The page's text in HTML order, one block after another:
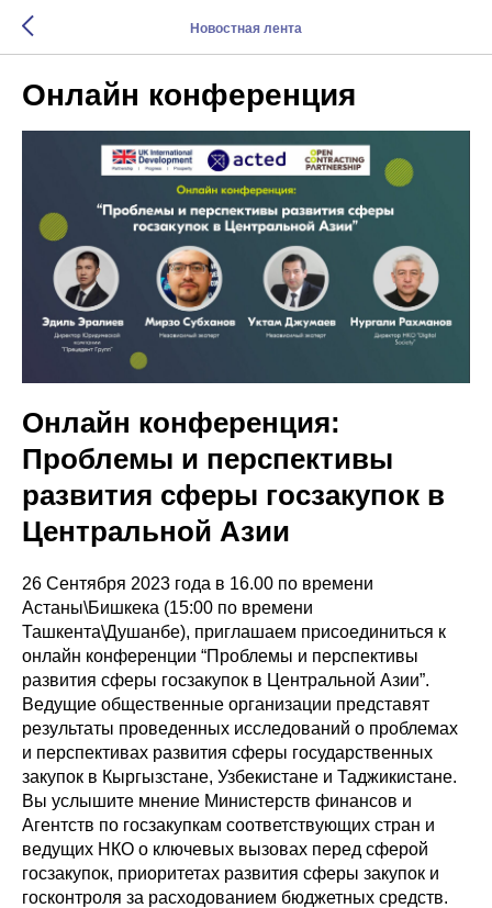
Новостная лента
Онлайн конференция
Онлайн конференция:
Проблемы и перспективы
развития сферы госзакупок в
Центральной Азии
26 Сентября 2023 года в 16.00 по времени
Астаны\Бишкека (15:00 по времени
Ташкента\Душанбе), приглашаем присоединиться к
онлайн конференции “Проблемы и перспективы
развития сферы госзакупок в Центральной Азии”.
Ведущие общественные организации представят
результаты проведенных исследований о проблемах
и перспективах развития сферы государственных
закупок в Кыргызстане, Узбекистане и Таджикистане.
Вы услышите мнение Министерств финансов и
Агентств по госзакупкам соответствующих стран и
ведущих НКО о ключевых вызовах перед сферой
госзакупок, приоритетах развития сферы закупок и
госконтроля за расходованием бюджетных средств.